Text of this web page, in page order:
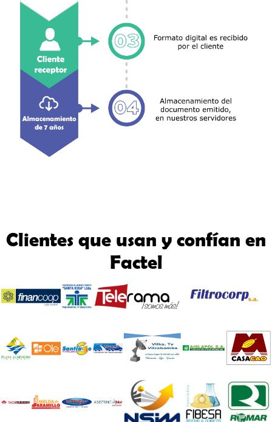
Clientes que usan y confían en
Factel